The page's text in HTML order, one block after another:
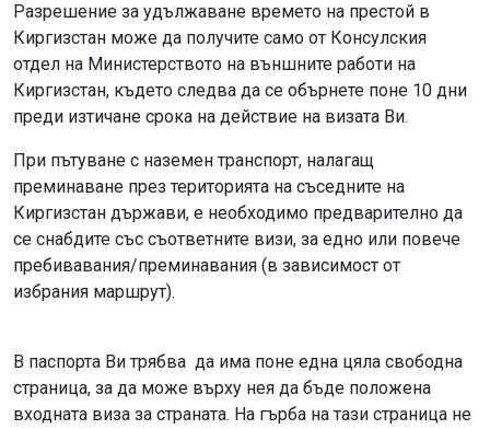
Разрешение за удължаване времето на престой в
Киргизстан може да получите само от Консулския
отдел на Министерството на външните работи на
Киргизстан, където следва да се обърнете поне 10 дни
преди изтичане срока на действие на визата Ви.
При пътуване с наземен транспорт, налагащ
преминаване през територията на съседните на
Киргизстан държави, е необходимо предварително да
се снабдите със съответните визи, за едно или повече
пребивавания/преминавания (в зависимост от
избрания маршрут).
В паспорта Ви трябва да има поне една цяла свободна
страница, за да може върху нея да бъде положена
входната виза за страната. На гърба на тази страница не